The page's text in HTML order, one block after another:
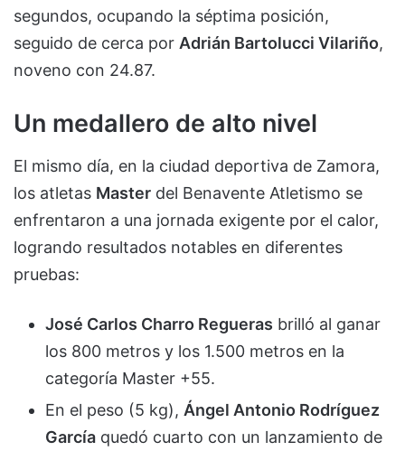
segundos, ocupando la séptima posición,
seguido de cerca por Adrián Bartolucci Vilariño,
noveno con 24.87.
Un medallero de alto nivel
El mismo día, en la ciudad deportiva de Zamora,
los atletas Master del Benavente Atletismo se
enfrentaron a una jornada exigente por el calor,
logrando resultados notables en diferentes
pruebas:
José Carlos Charro Regueras brilló al ganar
los 800 metros y los 1.500 metros en la
categoría Master +55.
En el peso (5 kg), Ángel Antonio Rodríguez
García quedó cuarto con un lanzamiento de